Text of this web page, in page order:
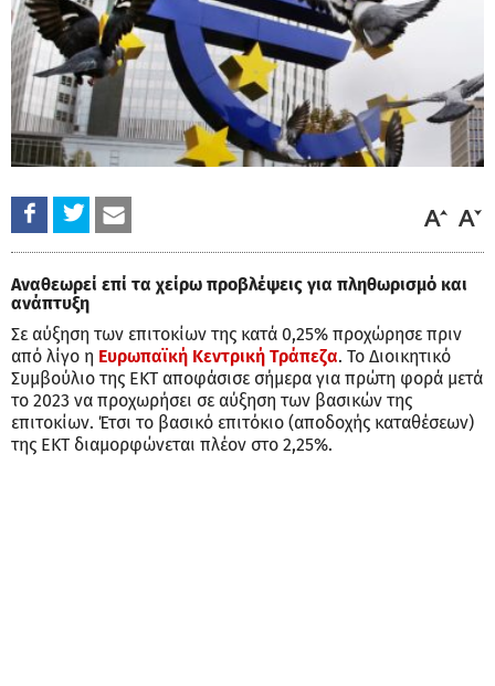
Αναθεωρεί επί τα χείρω προβλέψεις για πληθωρισμό και
ανάπτυξη
Σε αύξηση των επιτοκίων της κατά 0,25% προχώρησε πριν
από λίγο η Ευρωπαϊκή Κεντρική Τράπεζα. Το Διοικητικό
Συμβούλιο της ΕΚΤ αποφάσισε σήμερα για πρώτη φορά μετά
το 2023 να προχωρήσει σε αύξηση των βασικών της
επιτοκίων. Έτσι το βασικό επιτόκιο (αποδοχής καταθέσεων)
της ΕΚΤ διαμορφώνεται πλέον στο 2,25%.